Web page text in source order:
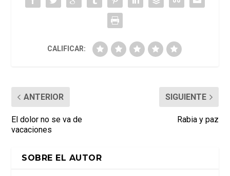
CALIFICAR:
ANTERIOR
El dolor no se va de
vacaciones
SIGUIENTE
Rabia y paz
SOBRE EL AUTOR